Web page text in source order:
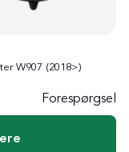
W907 (2018>)
Forespørgsel